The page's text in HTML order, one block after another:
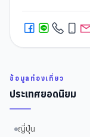
ข้อมูลท่องเที่ยว
ประเทศยอดนิยม
ญี่ปุ่น